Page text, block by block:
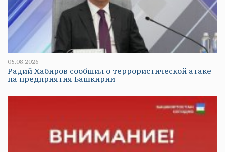
05.08.2026
Радий Хабиров сообщил о террористической атаке
на предприятия Башкирии